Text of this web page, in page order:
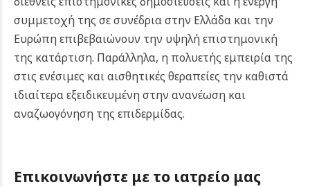
συμμετοχή της σε συνέδρια στην Ελλάδα και την
Ευρώπη επιβεβαιώνουν την υψηλή επιστημονική
της κατάρτιση. Παράλληλα, η πολυετής εμπειρία της
στις ενέσιμες και αισθητικές θεραπείες την καθιστά
ιδιαίτερα εξειδικευμένη στην ανανέωση και
αναζωογόνηση της επιδερμίδας.
Επικοινωνήστε με το ιατρείο μας